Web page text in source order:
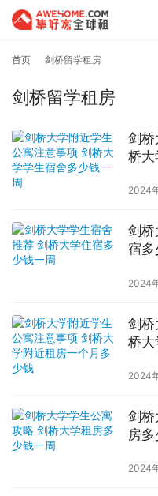
首页 剑桥留学租房
剑桥留学租房
剑桥
桥大
2024
剑桥
宿多
2024
剑桥
桥大
2024
剑桥
房
2024